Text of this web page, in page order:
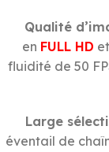
Qualité
en FULL HD
fluidité de 50
Large
éventail de